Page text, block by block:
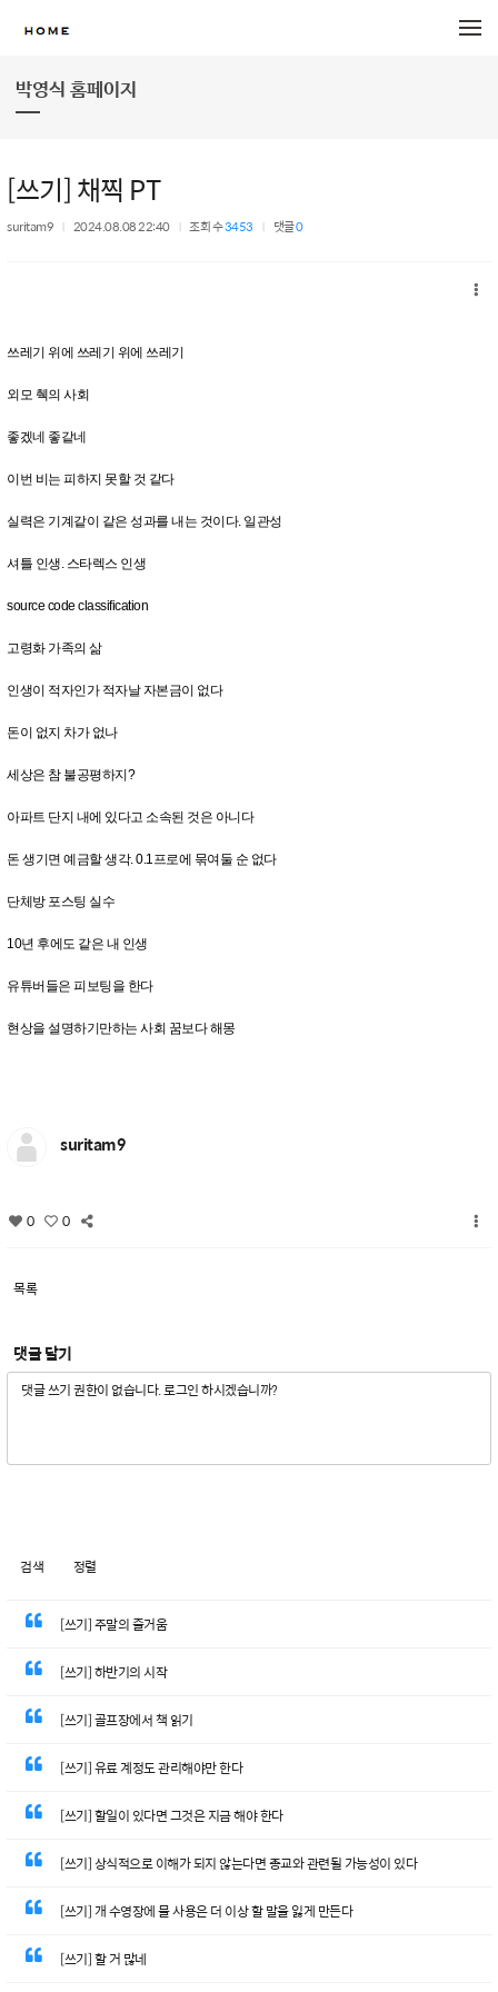
박영식 홈페이지
[쓰기] 채찍 PT
suritam9 2024.08.08 22:40 조회 수3453 댓글0
쓰레기 위에 쓰레기 위에 쓰레기
외모 췍의 사회
좋겠네 좋같네
이번 비는 피하지 못할 것 같다
실력은 기계같이 같은 성과를 내는 것이다. 일관성
셔틀 인생. 스타렉스 인생
source code classification
고령화 가족의 삶
인생이 적자인가 적자날 자본금이 없다
돈이 없지 차가 없나
세상은 참 불공평하지?
아파트 단지 내에 있다고 소속된 것은 아니다
돈 생기면 예금할 생각. 0.1프로에 묶여둘 순 없다
단체방 포스팅 실수
10년 후에도 같은 내 인생
유튜버들은 피보팅을 한다
현상을 설명하기만하는 사회 꿈보다 해몽
suritam9
0 0
목록
댓글 달기
검색 정렬
[쓰기] 주말의 즐거움
[쓰기] 하반기의 시작
[쓰기] 골프장에서 책 읽기
[쓰기] 유료 계정도 관리해야만 한다
[쓰기] 할일이 있다면 그것은 지금 해야 한다
[쓰기] 상식적으로 이해가 되지 않는다면 종교와 관련될 가능성이 있다
[쓰기] 개 수영장에 물 사용은 더 이상 할 말을 잃게 만든다
[쓰기] 할 거 많네